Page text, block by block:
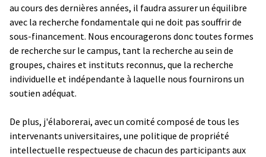
au cours des dernières années, il faudra assurer un équilibre
avec la recherche fondamentale qui ne doit pas souffrir de
sous-financement. Nous encouragerons donc toutes formes
de recherche sur le campus, tant la recherche au sein de
groupes, chaires et instituts reconnus, que la recherche
individuelle et indépendante à laquelle nous fournirons un
soutien adéquat.
De plus, j'élaborerai, avec un comité composé de tous les
intervenants universitaires, une politique de propriété
intellectuelle respectueuse de chacun des participants aux